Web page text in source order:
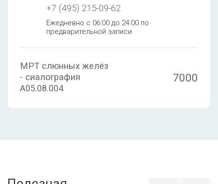
+7 (495) 215-09-62
Ежедневно с 06:00 до 24:00 по
предварительной записи
МРТ слюнных желёз
- сиалография
A05.08.004
7000